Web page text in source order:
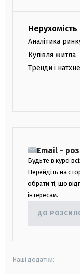
Нерухомість
Аналітика
Купівля житла
Тренди і
Email -
Будьте в курсі
Перейдіть на
обрати ті, що
інтересам.
ДО
Наші додатки: